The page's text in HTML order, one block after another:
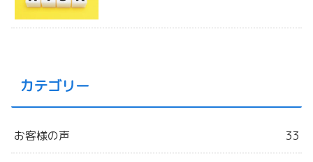
カテゴリー
お客様の声 33